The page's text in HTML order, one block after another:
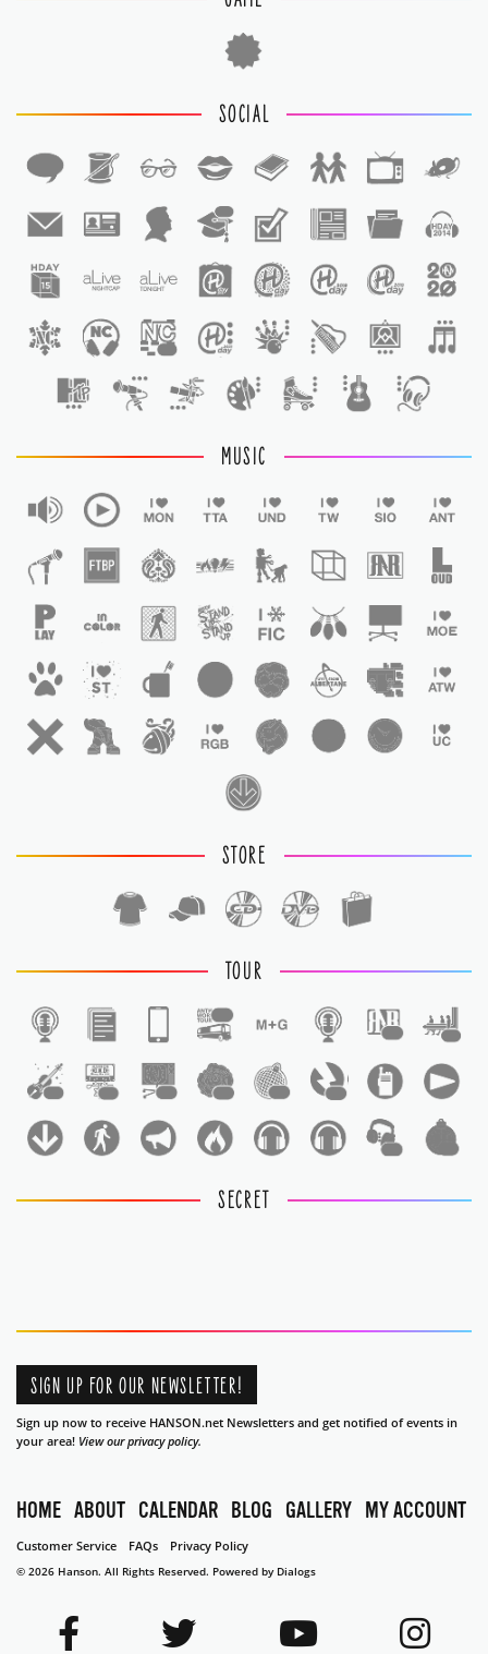
SOCIAL
MUSIC
STORE
TOUR
SECRET
SIGN UP FOR OUR NEWSLETTER!
Sign up now to receive HANSON.net Newsletters and get notified of events in
your area! View our privacy policy.
HOME ABOUT CALENDAR BLOG GALLERY MY ACCOUNT
Customer Service FAQs Privacy Policy
© 2026 Hanson. All Rights Reserved. Powered by Dialogs